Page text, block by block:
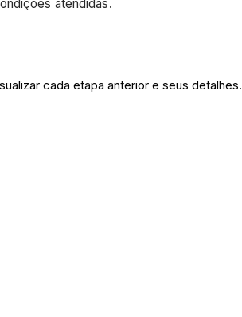
atendidas.
cada etapa anterior e seus detalhes.